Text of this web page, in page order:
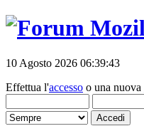
10 Agosto 2026 06:39:43
Effettua l'accesso o una nuova